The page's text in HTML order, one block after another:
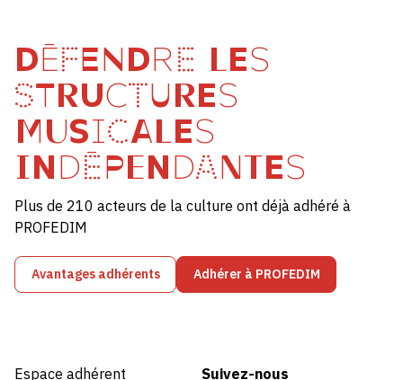
DÉFENDRE LES
STRUCTURES
MUSICALES
INDÉPENDANTES
Plus de 210 acteurs de la culture ont déjà adhéré à
PROFEDIM
Avantages adhérents Adhérer à PROFEDIM
Espace adhérent Suivez-nous